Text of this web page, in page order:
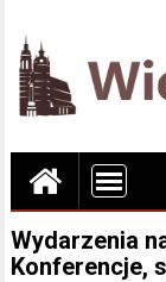
Wydarzenia
Konferencje,